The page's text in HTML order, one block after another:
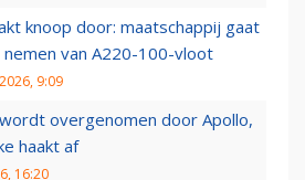
knoop door: maatschappij gaat
nemen van A220-100-vloot
9:09
overgenomen door Apollo,
haakt af
16:20